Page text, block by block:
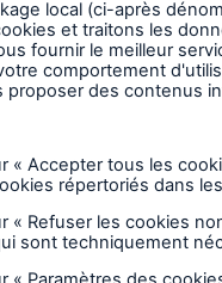
l'Ontario et du